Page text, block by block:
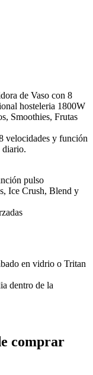
de Vaso con 8
hosteleria 1800W
Smoothies, Frutas
velocidades y función
diario.
pulso
Ice Crush, Blend y
en vidrio o Tritan
dentro de la
comprar